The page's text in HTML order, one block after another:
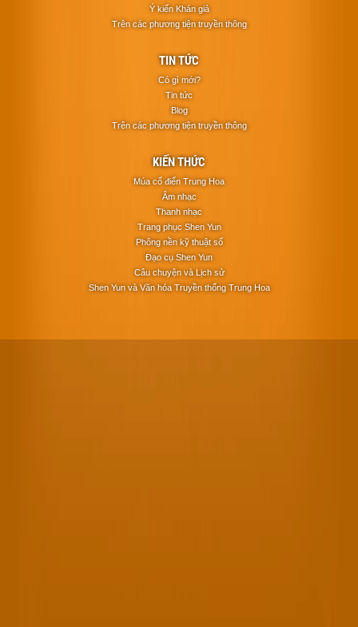
Ý kiến Khán giả
Trên các phương tiện truyền thông
TIN TỨC
Có gì mới?
Tin tức
Blog
Trên các phương tiện truyền thông
KIẾN THỨC
Múa cổ điển Trung Hoa
Âm nhạc
Thanh nhạc
Trang phục Shen Yun
Phông nền kỹ thuật số
Đạo cụ Shen Yun
Câu chuyện và Lịch sử
Shen Yun và Văn hóa Truyền thống Trung Hoa